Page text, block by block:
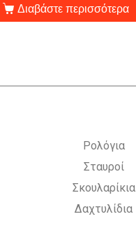
Διαβάστε περισσότερα
Ρολόγια
Σταυροί
Σκουλαρίκια
Δαχτυλίδια